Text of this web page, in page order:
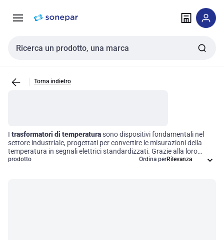
navigazione alla
Cerca input
Torna indietro
I trasformatori di temperaturasono dispositivi fondamentali nel
settore industriale, progettati per convertire le misurazioni della
temperatura in segnali elettrici standardizzati. Grazie alla loro
capacità di garantire letture precise, questi trasformatori
prodotto Ordina per